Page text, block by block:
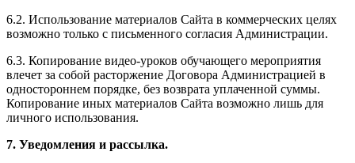
6.2. Использование материалов Сайта в коммерческих целях
возможно только с письменного согласия Администрации.
6.3. Копирование видео-уроков обучающего мероприятия
влечет за собой расторжение Договора Администрацией в
одностороннем порядке, без возврата уплаченной суммы.
Копирование иных материалов Сайта возможно лишь для
личного использования.
7. Уведомления и рассылка.